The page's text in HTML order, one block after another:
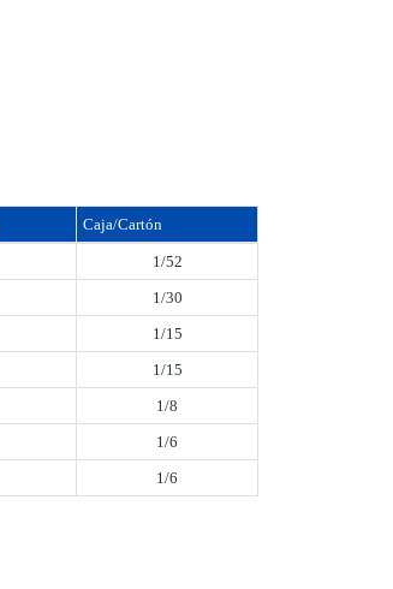
Caja/Cartón
1/52
1/30
1/15
1/15
1/8
1/6
1/6